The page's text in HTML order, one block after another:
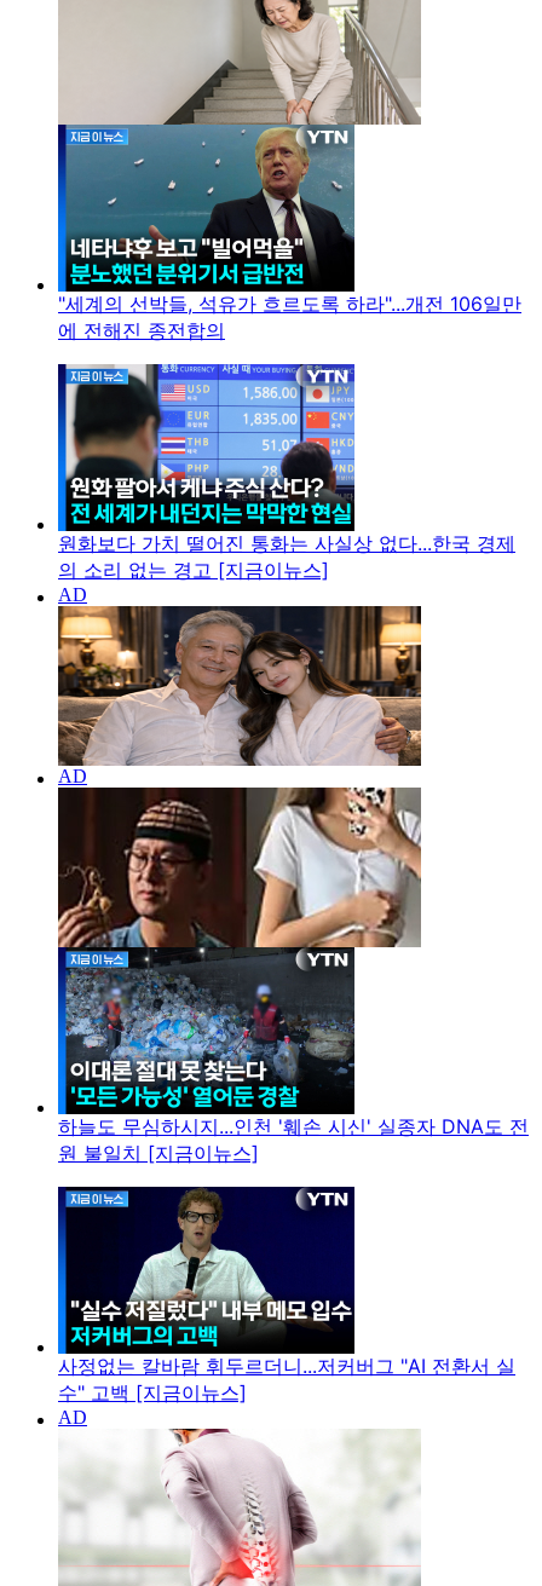
"세계의 선박들, 석유가 흐르도록 하라"...개전 106일만
에 전해진 종전합의
원화보다 가치 떨어진 통화는 사실상 없다...한국 경제
의 소리 없는 경고 [지금이뉴스]
하늘도 무심하시지...인천 '훼손 시신' 실종자 DNA도 전
원 불일치 [지금이뉴스]
사정없는 칼바람 휘두르더니...저커버그 "AI 전환서 실
수" 고백 [지금이뉴스]